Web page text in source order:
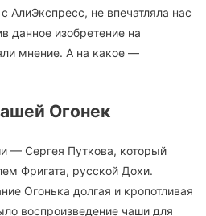
АлиЭкспресс, не впечатляла нас
данное изобретение на
мнение. А на какое —
Огонек
— Сергея Путкова, который
Фригата, русской Дохи.
Огонька долгая и кропотливая
воспроизведение чаши для